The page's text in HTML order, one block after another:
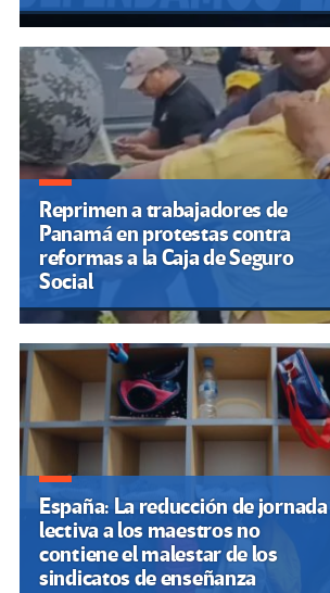
Reprimen a trabajadores de
Panamá en protestas contra
reformas a la Caja de Seguro
Social
España: La reducción de jornada
lectiva a los maestros no
contiene el malestar de los
sindicatos de enseñanza